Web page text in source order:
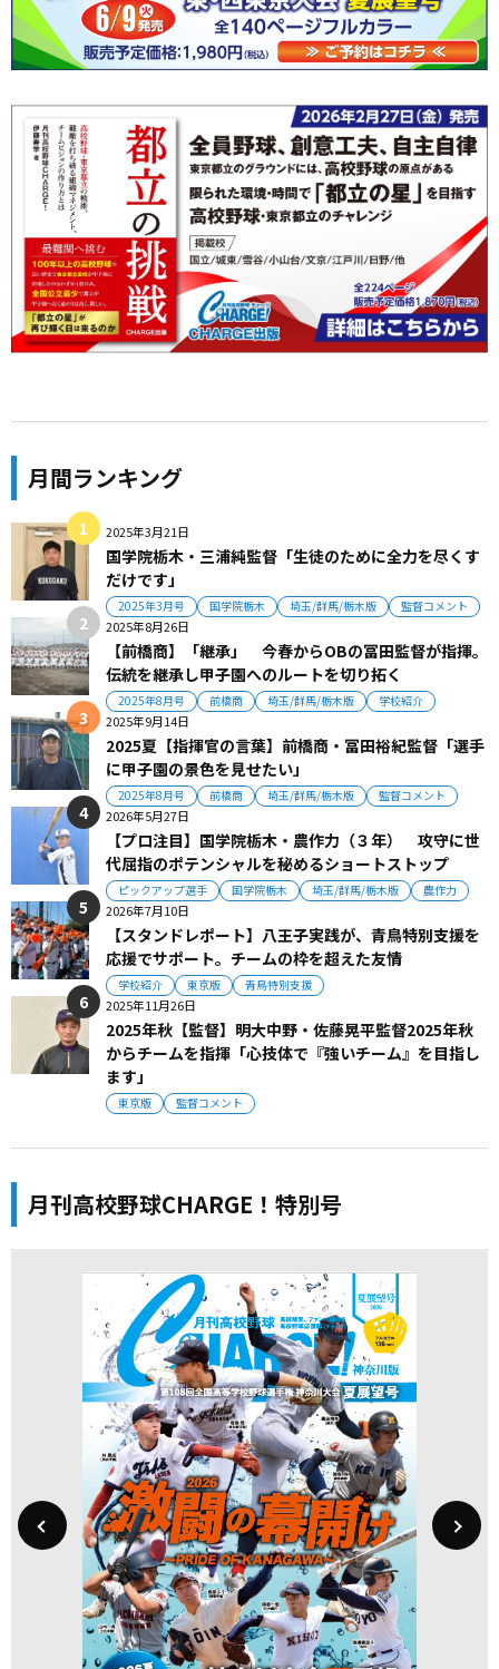
月間ランキング
2025年3月21日
国学院栃木・三浦純監督「生徒のために全力を尽くす
だけです」
2025年3月号 国学院栃木 埼玉/群馬/栃木版 監督コメント
2025年8月26日
【前橋商】「継承」 今春からOBの冨田監督が指揮。
伝統を継承し甲子園へのルートを切り拓く
2025年8月号 前橋商 埼玉/群馬/栃木版 学校紹介
2025年9月14日
2025夏【指揮官の言葉】前橋商・冨田裕紀監督「選手
に甲子園の景色を見せたい」
2025年8月号 前橋商 埼玉/群馬/栃木版 監督コメント
2026年5月27日
【プロ注目】国学院栃木・農作力（３年） 攻守に世
代屈指のポテンシャルを秘めるショートストップ
ピックアップ選手 国学院栃木 埼玉/群馬/栃木版 農作力
2026年7月10日
【スタンドレポート】八王子実践が、青鳥特別支援を
応援でサポート。チームの枠を超えた友情
学校紹介 東京版 青鳥特別支援
2025年11月26日
2025年秋【監督】明大中野・佐藤晃平監督2025年秋
からチームを指揮「心技体で『強いチーム』を目指し
ます」
東京版 監督コメント
月刊高校野球CHARGE！特別号